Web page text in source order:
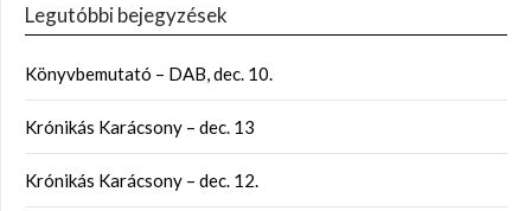
Legutóbbi bejegyzések
Könyvbemutató – DAB, dec. 10.
Krónikás Karácsony – dec. 13
Krónikás Karácsony – dec. 12.